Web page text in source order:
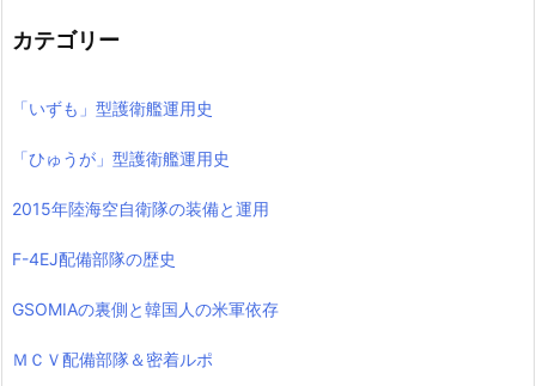
カテゴリー
「いずも」型護衛艦運用史
「ひゅうが」型護衛艦運用史
2015年陸海空自衛隊の装備と運用
F-4EJ配備部隊の歴史
GSOMIAの裏側と韓国人の米軍依存
ＭＣＶ配備部隊＆密着ルポ